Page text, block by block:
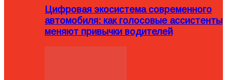
Цифровая экосистема современного
автомобиля: как голосовые ассистенты
меняют привычки водителей